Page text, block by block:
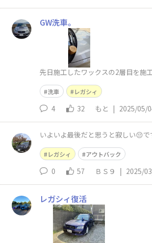
GW洗車。
先日施工したワックスの2層目を施
洗車 レガシィ
4 32 もと | 2025/05/
いよいよ最後だと思うと寂しい😔
レガシィ アウトバック
0 57 ＢＳ９ | 2025/
レガシィ復活